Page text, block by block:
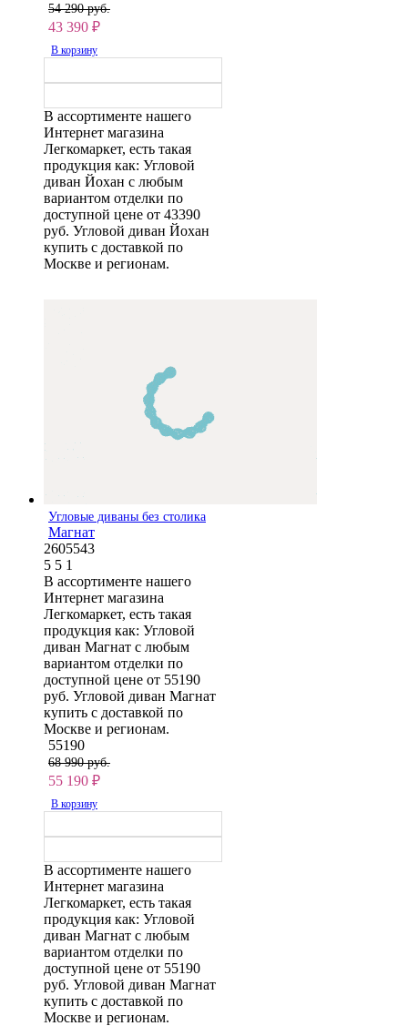
54 290 руб.
43 390 ₽
В корзину
В ассортименте нашего
Интернет магазина
Легкомаркет, есть такая
продукция как: Угловой
диван Йохан с любым
вариантом отделки по
доступной цене от 43390
руб. Угловой диван Йохан
купить с доставкой по
Москве и регионам.
Угловые диваны без столика
Магнат
2605543
5 5 1
В ассортименте нашего
Интернет магазина
Легкомаркет, есть такая
продукция как: Угловой
диван Магнат с любым
вариантом отделки по
доступной цене от 55190
руб. Угловой диван Магнат
купить с доставкой по
Москве и регионам.
55190
68 990 руб.
55 190 ₽
В корзину
В ассортименте нашего
Интернет магазина
Легкомаркет, есть такая
продукция как: Угловой
диван Магнат с любым
вариантом отделки по
доступной цене от 55190
руб. Угловой диван Магнат
купить с доставкой по
Москве и регионам.